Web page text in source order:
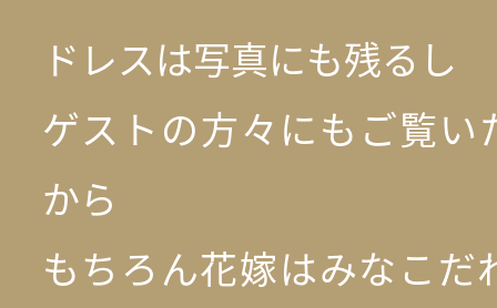
ドレスは写真にも残るし
ゲストの方々にもご覧い
から
もちろん花嫁はみなこだ